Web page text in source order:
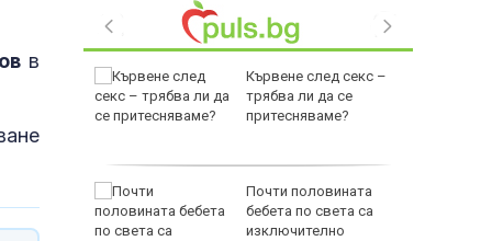
в
тества
се
Кървене след секс –
трябва ли да се
притесняваме?
Почти половината
бебета по света са
изключително